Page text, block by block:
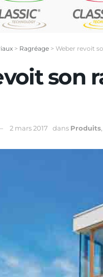
> Ragréage > Weber revoit
son
2 mars 2017 dans Produits